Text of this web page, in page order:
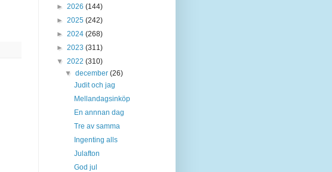
► 2026 (144)
► 2025 (242)
► 2024 (268)
► 2023 (311)
▼ 2022 (310)
▼december(26)
Judit och jag
Mellandagsinköp
En annnan dag
Tre av samma
Ingenting alls
Julafton
God jul